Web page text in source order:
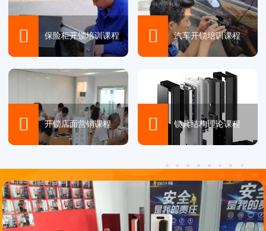
 保险柜开锁培训课程  汽车开锁培训课程
 开锁店面营销课程  锁具结构理论课程